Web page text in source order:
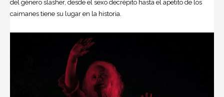
del género slasher, desde el sexo decrépito hasta el apetito de los
caimanes tiene su lugar en la historia.